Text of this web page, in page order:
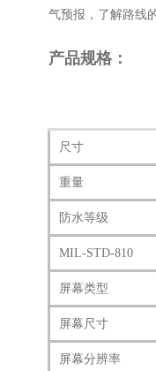
气预报，了解路线
产品规格：
尺寸
重量
防水等级
MIL-STD-810
屏幕类型
屏幕尺寸
屏幕分辨率